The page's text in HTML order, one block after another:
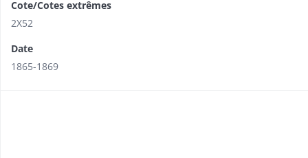
Cote/Cotes extrêmes
2X52
Date
1865-1869